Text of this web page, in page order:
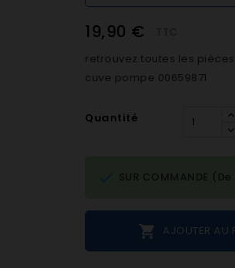
19,90 €
retrouvez toutes les
cuve pompe 00659871
Quantité
 AJOUTER AU
SUR COMMANDE